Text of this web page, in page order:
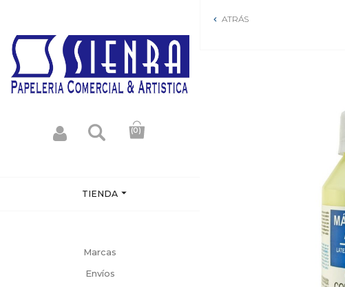
(0)
TIENDA 
Marcas
Envíos
 ATRÁS